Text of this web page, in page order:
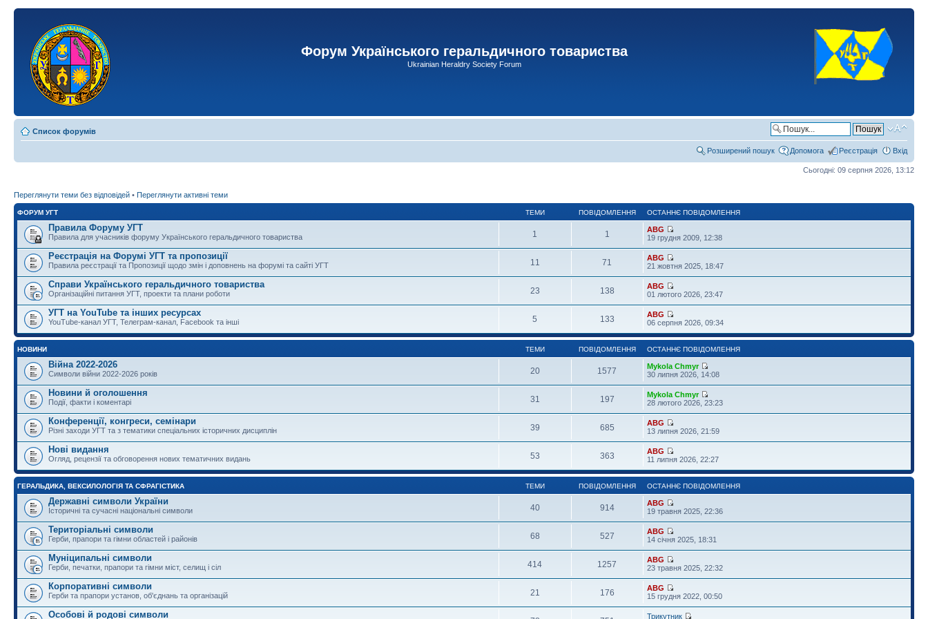
Форум Українського геральдичного товариства
Ukrainian Heraldry Society Forum
Список форумів
Розширений пошук Допомога Реєстрація Вхід
Сьогодні: 09 серпня 2026, 13:12
Переглянути теми без відповідей • Переглянути активні теми
ФОРУМ УГТ ТЕМИ ПОВІДОМЛЕННЯ ОСТАННЄ ПОВІДОМЛЕННЯ
Правила Форуму УГТ
Правила для учасників форуму Українського геральдичного товариства 1 1
ABG
19 грудня 2009, 12:38
Реєстрація на Форумі УГТ та пропозиції
Правила реєстрації та Пропозиції щодо змін і доповнень на форумі та сайті УГТ 11 71
ABG
21 жовтня 2025, 18:47
Справи Українського геральдичного товариства
Організаційні питання УГТ, проекти та плани роботи 23 138
ABG
01 лютого 2026, 23:47
УГТ на YouTube та інших ресурсах
YouTube-канал УГТ, Телеграм-канал, Facebook та інші 5 133
ABG
06 серпня 2026, 09:34
НОВИНИ ТЕМИ ПОВІДОМЛЕННЯ ОСТАННЄ ПОВІДОМЛЕННЯ
Війна 2022-2026
Символи війни 2022-2026 років 20 1577
Mykola Chmyr
30 липня 2026, 14:08
Новини й оголошення
Події, факти і коментарі 31 197
Mykola Chmyr
28 лютого 2026, 23:23
Конференції, конгреси, семінари
Різні заходи УГТ та з тематики спеціальних історичних дисциплін 39 685
ABG
13 липня 2026, 21:59
Нові видання
Огляд, рецензії та обговорення нових тематичних видань 53 363
ABG
11 липня 2026, 22:27
ГЕРАЛЬДИКА, ВЕКСИЛОЛОГІЯ ТА СФРАГІСТИКА ТЕМИ ПОВІДОМЛЕННЯ ОСТАННЄ ПОВІДОМЛЕННЯ
Державні символи України
Історичні та сучасні національні символи 40 914
ABG
19 травня 2025, 22:36
Територіальні символи
Герби, прапори та гімни областей і районів 68 527
ABG
14 січня 2025, 18:31
Муніципальні символи
Герби, печатки, прапори та гімни міст, селищ і сіл 414 1257
ABG
23 травня 2025, 22:32
Корпоративні символи
Герби та прапори установ, об'єднань та організацій 21 176
ABG
15 грудня 2022, 00:50
Особові й родові символи Трикутник